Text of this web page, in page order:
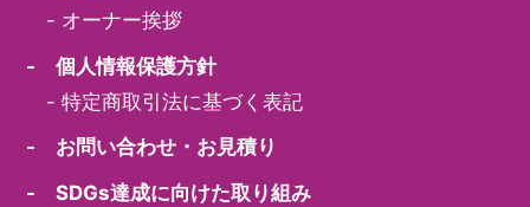
- オーナー挨拶
- 個人情報保護方針
-特定商取引法に基づく表記
- お問い合わせ・お見積り
- SDGs達成に向けた取り組み